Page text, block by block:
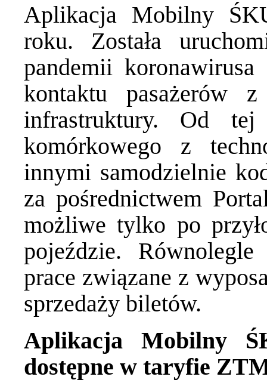
Aplikacja Mobilny
roku. Została
pandemii
kontaktu pasażerów
infrastruktury. Od
komórkowego z
innymi samodzielnie
za pośrednictwem
możliwe tylko po
pojeździe.
prace związane z
sprzedaży biletów.
Aplikacja Mobilny
dostępne w taryfie